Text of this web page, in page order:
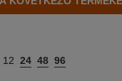
12 24 48 96